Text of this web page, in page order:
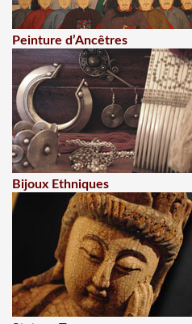
Peinture d’Ancêtres
Bijoux Ethniques